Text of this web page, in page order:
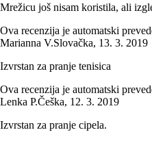
Mrežicu još nisam koristila, ali
Ova recenzija je automatski
Marianna V.Slovačka, 13. 3. 2019
Izvrstan za pranje tenisica
Ova recenzija je automatski
Lenka P.Češka, 12. 3. 2019
Izvrstan za pranje cipela.